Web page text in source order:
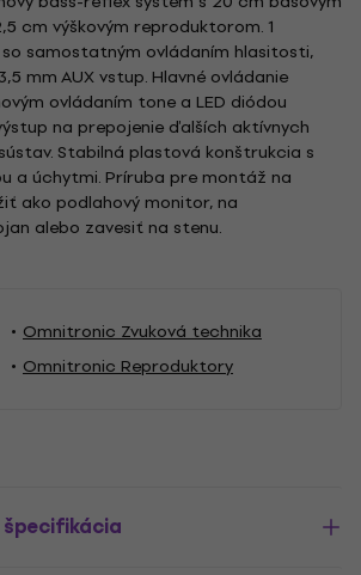
cm výškovým reproduktorom. 1
samostatným ovládaním hlasitosti,
mm AUX vstup. Hlavné ovládanie
ovládaním tone a LED diódou
na prepojenie ďalších aktívnych
Stabilná plastová konštrukcia s
a úchytmi. Príruba pre montáž na
ako podlahový monitor, na
alebo zavesiť na stenu.
Omnitronic Zvuková technika
Omnitronic Reproduktory